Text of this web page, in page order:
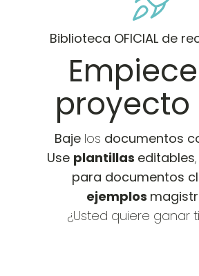
Biblioteca OFICIAL de
proyecto
Baje los documentos
Use plantillas editables,
para documentos
ejemplos
¿Usted quiere ganar